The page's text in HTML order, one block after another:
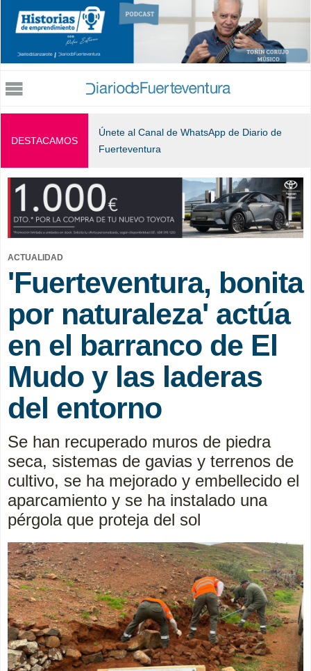
Jump to navigation
DESTACAMOS
Únete al Canal de WhatsApp de Diario de
Fuerteventura
ACTUALIDAD
'Fuerteventura, bonita
por naturaleza' actúa
en el barranco de El
Mudo y las laderas
del entorno
Se han recuperado muros de piedra
seca, sistemas de gavias y terrenos de
cultivo, se ha mejorado y embellecido el
aparcamiento y se ha instalado una
pérgola que proteja del sol